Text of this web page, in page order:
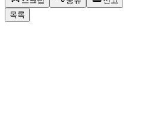
목록